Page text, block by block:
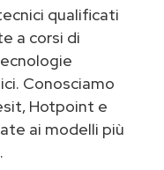
qualificati
a corsi di
Conosciamo
Hotpoint e
ai modelli più